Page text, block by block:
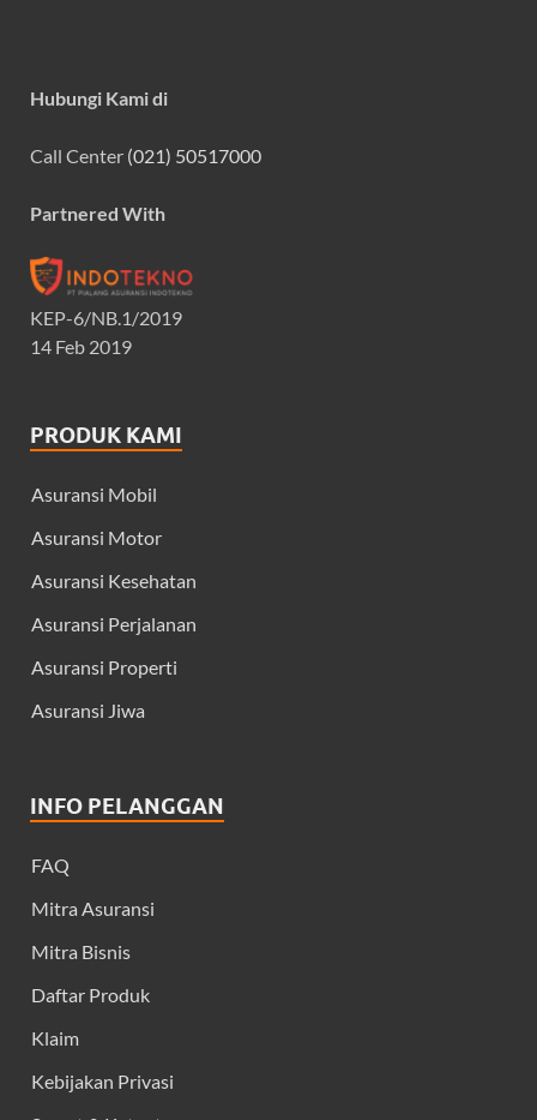
Hubungi Kami di
Call Center (021) 50517000
Partnered With
KEP-6/NB.1/2019
14 Feb 2019
PRODUK KAMI
Asuransi Mobil
Asuransi Motor
Asuransi Kesehatan
Asuransi Perjalanan
Asuransi Properti
Asuransi Jiwa
INFO PELANGGAN
FAQ
Mitra Asuransi
Mitra Bisnis
Daftar Produk
Klaim
Kebijakan Privasi